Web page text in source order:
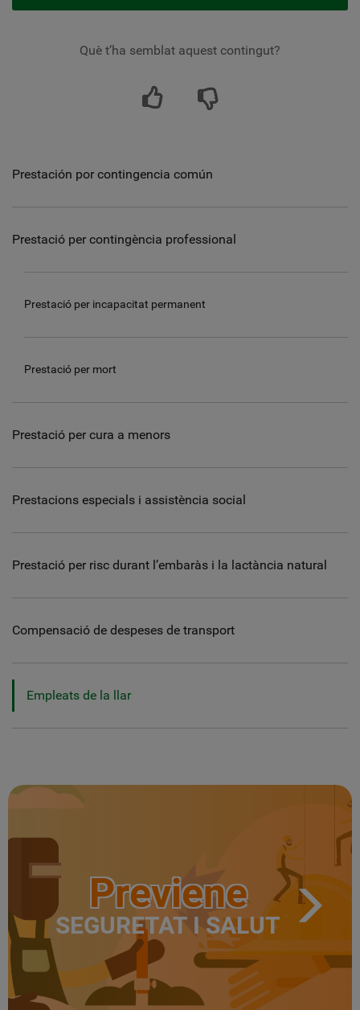
Què t’ha semblat aquest contingut?
Prestación por contingencia común
Prestació per contingència professional
Prestació per incapacitat permanent
Prestació per mort
Prestació per cura a menors
Prestacions especials i assistència social
Prestació per risc durant l’embaràs i la lactància natural
Compensació de despeses de transport
Empleats de la llar
Previene
SEGURETAT I SALUT